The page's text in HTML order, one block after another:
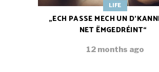
LIFE
„ECH PASSE MECH UN
NET ËMGEDRÉINT“
12 months ago